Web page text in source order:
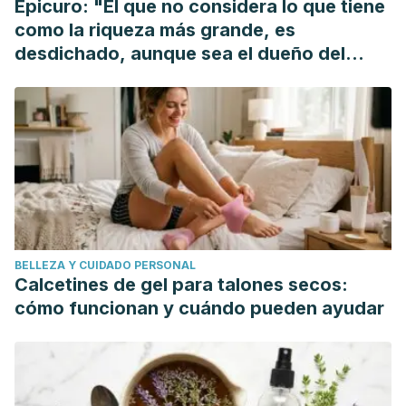
Pinessi, L. (2002). Food and headache attacks: A
comparison of patients with migraine and tension-type
Crawford, P., Simmons, M., & Hoock, J. (2006). Clinical
inquiries. What dietary modifications are indicated for
migraines? The Journal of Family Practice.
Bouvard, V., Loomis, D., Guyton, K. Z., Grosse, Y., Ghissassi,
F. El, Benbrahim-Tallaa, L., … Wu, K. (2015). Carcinogenicity
of consumption of red and processed meat. The Lancet
Oncology. https://doi.org/10.1016/S1470-2045(15)00444-1
Epicuro: "El que no considera lo que tiene
como la riqueza más grande, es
desdichado, aunque sea el dueño del
BELLEZA Y CUIDADO PERSONAL
Calcetines de gel para talones secos:
cómo funcionan y cuándo pueden ayudar